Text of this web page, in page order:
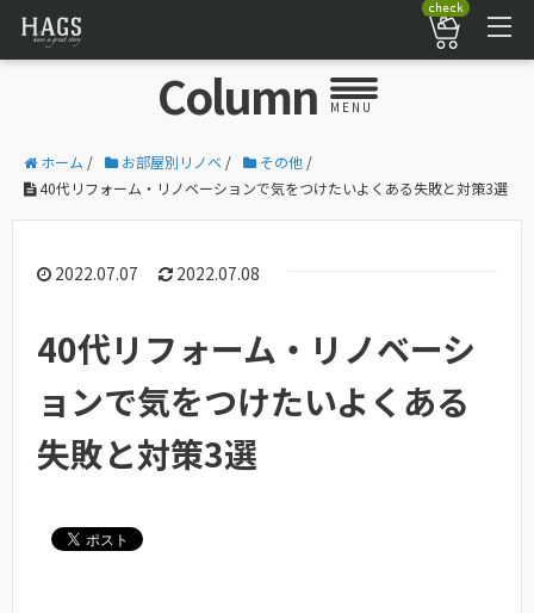
check
Column MENU
ホーム / お部屋別リノベ / その他 /
40代リフォーム・リノベーションで気をつけたいよくある失敗と対策3選
2022.07.07 2022.07.08
40代リフォーム・リノベーシ
ョンで気をつけたいよくある
失敗と対策3選